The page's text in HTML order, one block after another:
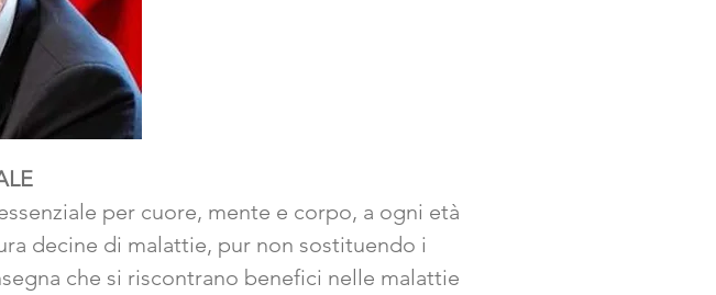
per cuore, mente e corpo, a ogni età
decine di malattie, pur non sostituendo i
che si riscontrano benefici nelle malattie